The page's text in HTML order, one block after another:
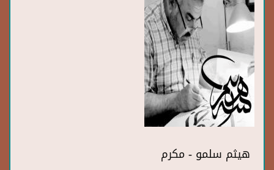
هيثم سلمو - مكرم